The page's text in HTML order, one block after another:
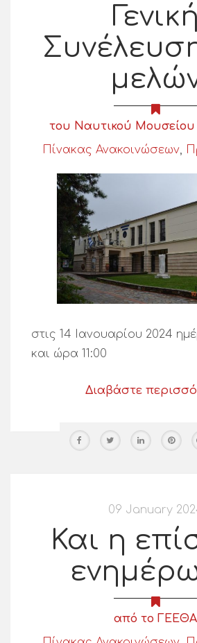
Γενική
του Ναυτικού Μουσείου
Πίνακας Ανακοινώσεων,
στις 14 Ιανουαρίου 2024
και ώρα 11:00
Διαβάστε
09 January
Και η
από το ΓΕΕΘΑ